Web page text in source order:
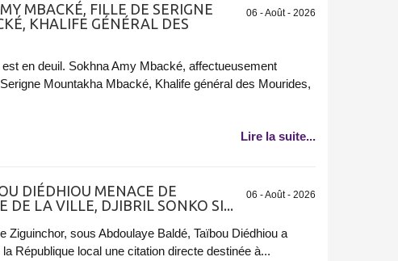
06 - Août - 2026
MBACKÉ, FILLE DE SERIGNE
KHALIFE GÉNÉRAL DES
en deuil. Sokhna Amy Mbacké, affectueusement
Mountakha Mbacké, Khalife général des Mourides,
Lire la suite...
06 - Août - 2026
DIÉDHIOU MENACE DE
DE LA VILLE, DJIBRIL SONKO SI...
Ziguinchor, sous Abdoulaye Baldé, Taïbou Diédhiou a
République local une citation directe destinée à...